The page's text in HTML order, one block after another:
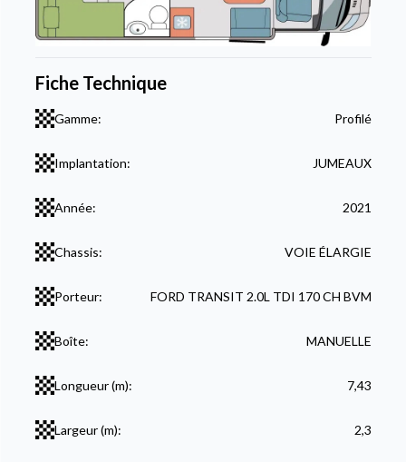
Fiche Technique
Gamme: Profilé
Implantation: JUMEAUX
Année: 2021
Chassis: VOIE ÉLARGIE
Porteur: FORD TRANSIT 2.0L TDI 170 CH BVM
Boîte: MANUELLE
Longueur (m): 7,43
Largeur (m): 2,3